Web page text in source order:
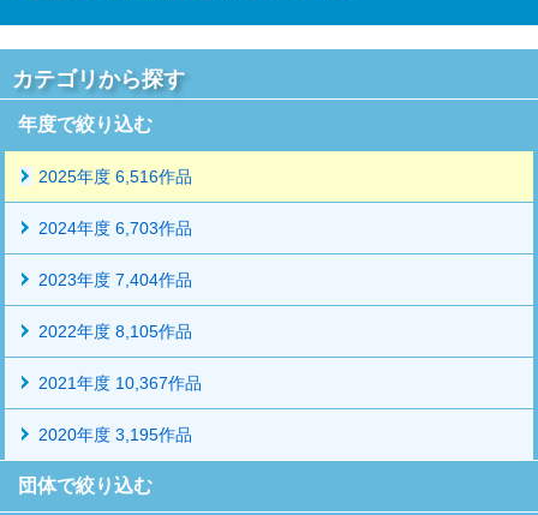
カテゴリから探す
年度で絞り込む
2025年度 6,516作品
2024年度 6,703作品
2023年度 7,404作品
2022年度 8,105作品
2021年度 10,367作品
2020年度 3,195作品
団体で絞り込む